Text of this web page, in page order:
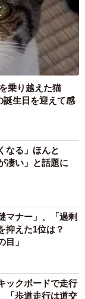
乗り越えた猫
誕生日を迎えて感
なる」ほんと
凄い」と話題に
マナー」、「過剰
抑えた1位は？
」
ックボードで走行
「歩道走行は道交